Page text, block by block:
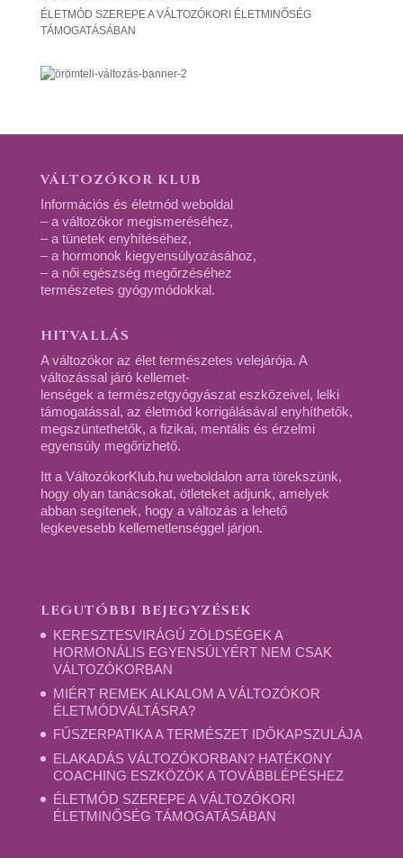
ÉLETMÓD SZEREPE A VÁLTOZÓKORI ÉLETMINŐSÉG
TÁMOGATÁSÁBAN
VÁLTOZÓKOR KLUB
Információs és életmód weboldal
– a változókor megismeréséhez,
– a tünetek enyhítéséhez,
– a hormonok kiegyensúlyozásához,
– a női egészség megőrzéséhez
természetes gyógymódokkal.
HITVALLÁS
A változókor az élet természetes velejárója. A
változással járó kellemet-
lenségek a természetgyógyászat eszközeivel, lelki
támogatással, az életmód korrigálásával enyhíthetők,
megszüntethetők, a fizikai, mentális és érzelmi
egyensúly megőrizhető.
Itt a VáltozókorKlub.hu weboldalon arra törekszünk,
hogy olyan tanácsokat, ötleteket adjunk, amelyek
abban segítenek, hogy a változás a lehető
legkevesebb kellemetlenséggel járjon.
LEGUTÓBBI BEJEGYZÉSEK
KERESZTESVIRÁGÚ ZÖLDSÉGEK A
HORMONÁLIS EGYENSÚLYÉRT NEM CSAK
VÁLTOZÓKORBAN
MIÉRT REMEK ALKALOM A VÁLTOZÓKOR
ÉLETMÓDVÁLTÁSRA?
FŰSZERPATIKA A TERMÉSZET IDŐKAPSZULÁJA
ELAKADÁS VÁLTOZÓKORBAN? HATÉKONY
COACHING ESZKÖZÖK A TOVÁBBLÉPÉSHEZ
ÉLETMÓD SZEREPE A VÁLTOZÓKORI
ÉLETMINŐSÉG TÁMOGATÁSÁBAN